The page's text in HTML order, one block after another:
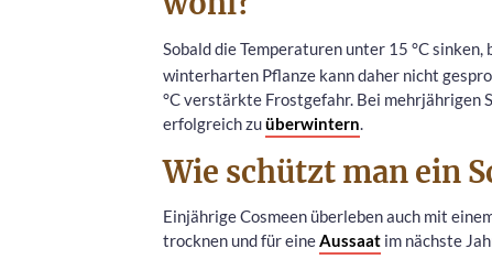
Sobald die Temperaturen unter 15 °C sinken,
winterharten Pflanze kann daher nicht
°C verstärkte Frostgefahr. Bei mehrjährigen
erfolgreich zuüberwintern.
Wie schützt man ein
Einjährige Cosmeen überleben auch mit
trocknen und für eineAussaat im nächste